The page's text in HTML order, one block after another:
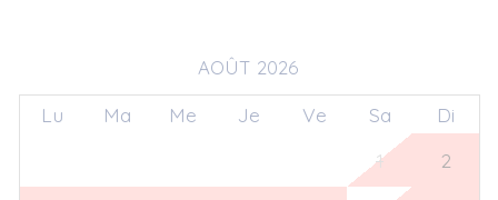
AOÛT 2026
Lu Ma Me Je Ve Sa
Di
1 2